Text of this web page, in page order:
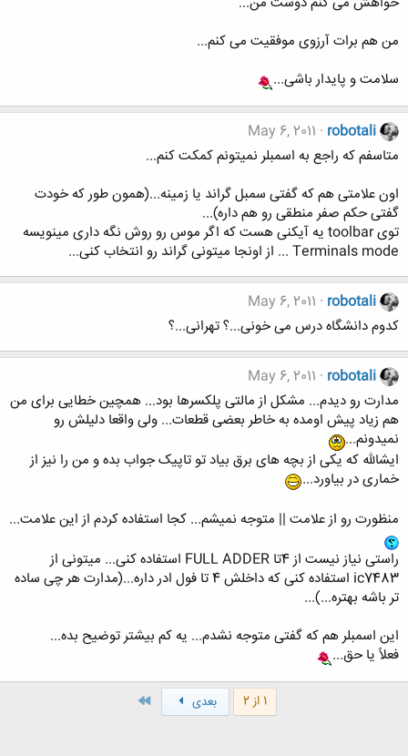
من هم برات آرزوی موفقیت می کنم...
سلامت و پایدار باشی...
robotali
May 6, 2011
متاسفم که راجع به اسمبلر نمیتونم کمکت کنم...
اون علامتی هم که گفتی سمبل گراند یا زمینه...(همون طور که خودت
گفتی حکم صفر منطقی رو هم داره)...
توی toolbar یه آیکنی هست که اگر موس رو روش نگه داری مینویسه
Terminals mode ... از اونجا میتونی گراند رو انتخاب کنی...
robotali
May 6, 2011
کدوم دانشگاه درس می خونی...؟ تهرانی...؟
robotali
May 6, 2011
مدارت رو دیدم... مشکل از مالتی پلکسرها بود... همچین خطایی برای من
هم زیاد پیش اومده به خاطر بعضی قطعات... ولی واقعا دلیلش رو
نمیدونم...
ایشالله که یکی از بچه های برق بیاد تو تاپیک جواب بده و من را نیز از
خماری در بیاورد...
منظورت رو از علامت || متوجه نمیشم... کجا استفاده کردم از این علامت...
راستی نیاز نیست از 4تا FULL ADDER استفاده کنی... میتونی از
ic7483 استفاده کنی که داخلش 4 تا فول ادر داره...(مدارت هر چی ساده
تر باشه بهتره...)...
این اسمبلر هم که گفتی متوجه نشدم... یه کم بیشتر توضیح بده...
فعلاً یا حق...
1 از 2 بعدی